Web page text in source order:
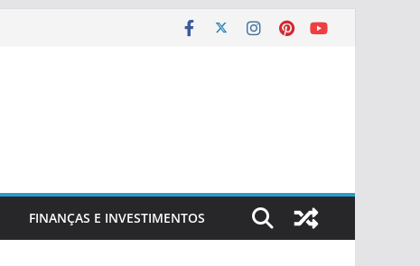
FINANÇAS E INVESTIMENTOS